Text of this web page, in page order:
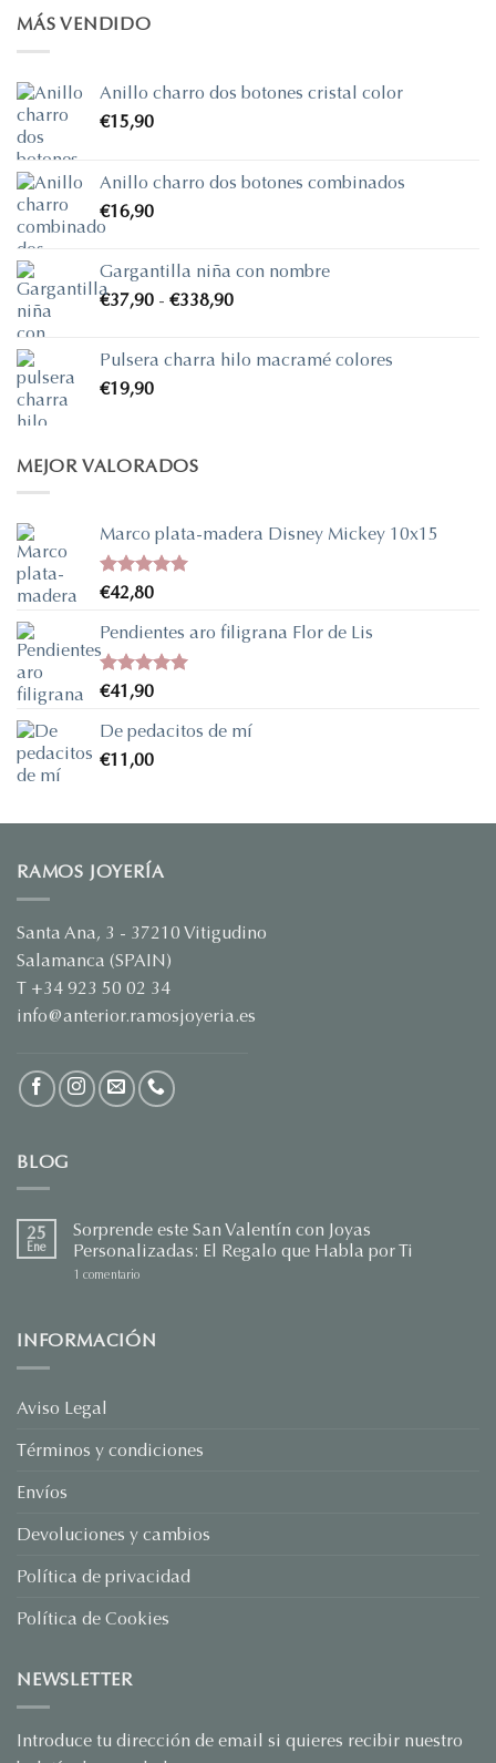
MÁS VENDIDO
Anillo charro dos botones cristal color
€15,90
Anillo charro dos botones combinados
€16,90
Gargantilla niña con nombre
€37,90 - €338,90Rango
desde
Pulsera charra hilo macramé colores
€19,90
MEJOR VALORADOS
Marco plata-madera Disney Mickey 10x15
Valorado
con
de 5
€42,80
Pendientes aro filigrana Flor de Lis
Valorado
con
de 5
€41,90
De pedacitos de mí
€11,00
RAMOS JOYERÍA
Santa Ana, 3 - 37210 Vitigudino
Salamanca (SPAIN)
T +34 923 50 02 34
info@anterior.ramosjoyeria.es
BLOG
25
Ene
Sorprende este San Valentín con Joyas
Personalizadas: El Regalo que Habla por Ti
1 comentarioen
Valentín
con
por
INFORMACIÓN
Aviso Legal
Términos y condiciones
Envíos
Devoluciones y cambios
Política de privacidad
Política de Cookies
NEWSLETTER
Introduce tu dirección de email si quieres recibir nuestro